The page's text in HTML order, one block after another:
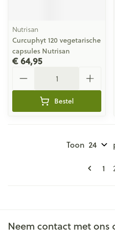
Nutrisan
Curcuphyt 120 vegetarische
capsules Nutrisan
€ 64,95
Bestel
U
1
Toon
Neem contact met ons